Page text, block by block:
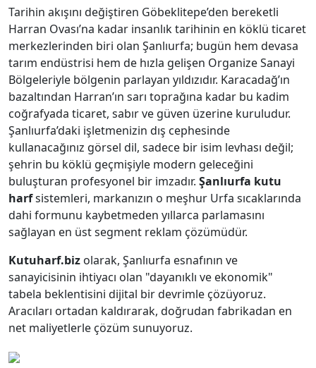
Tarihin akışını değiştiren Göbeklitepe’den bereketli
Harran Ovası’na kadar insanlık tarihinin en köklü ticaret
merkezlerinden biri olan Şanlıurfa; bugün hem devasa
tarım endüstrisi hem de hızla gelişen Organize Sanayi
Bölgeleriyle bölgenin parlayan yıldızıdır. Karacadağ’ın
bazaltından Harran’ın sarı toprağına kadar bu kadim
coğrafyada ticaret, sabır ve güven üzerine kuruludur.
Şanlıurfa’daki işletmenizin dış cephesinde
kullanacağınız görsel dil, sadece bir isim levhası değil;
şehrin bu köklü geçmişiyle modern geleceğini
buluşturan profesyonel bir imzadır. Şanlıurfa kutu
harfsistemleri, markanızın o meşhur Urfa sıcaklarında
dahi formunu kaybetmeden yıllarca parlamasını
sağlayan en üst segment reklam çözümüdür.
Kutuharf.biz olarak, Şanlıurfa esnafının ve
sanayicisinin ihtiyacı olan "dayanıklı ve ekonomik"
tabela beklentisini dijital bir devrimle çözüyoruz.
Aracıları ortadan kaldırarak, doğrudan fabrikadan en
net maliyetlerle çözüm sunuyoruz.